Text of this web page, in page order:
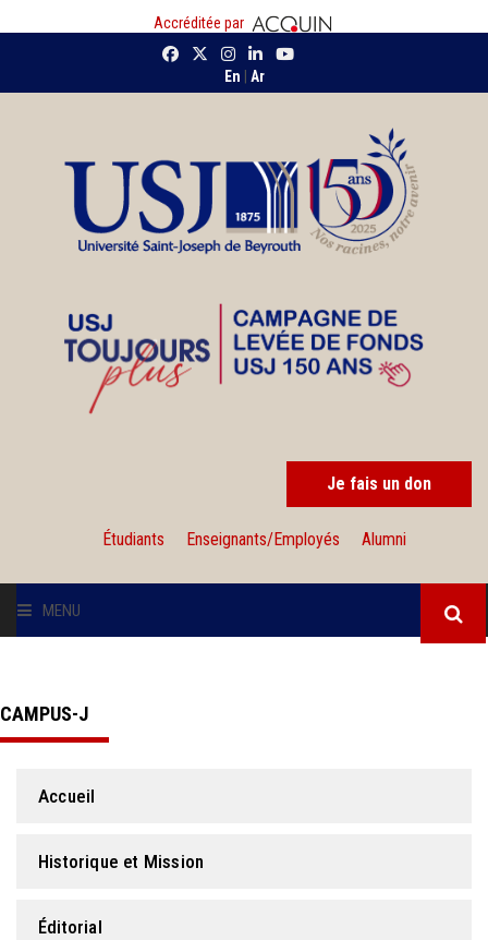
Accréditée par
En Ar
Je fais un don
Étudiants Enseignants/Employés Alumni
MENU
INSTITUTIONS
ADMISSION
CAMPUS-J
Accueil
Historique et Mission
Éditorial